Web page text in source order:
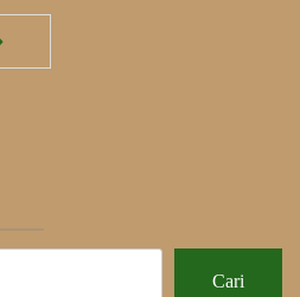
Cari